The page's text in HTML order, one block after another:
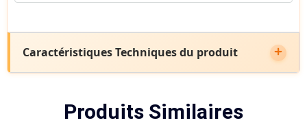
Caractéristiques Techniques du produit
Produits Similaires